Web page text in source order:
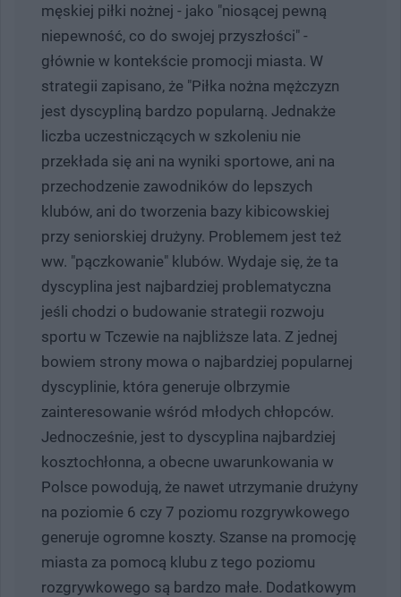
męskiej piłki nożnej - jako "niosącej pewną
niepewność, co do swojej przyszłości" -
głównie w kontekście promocji miasta. W
strategii zapisano, że "Piłka nożna mężczyzn
jest dyscypliną bardzo popularną. Jednakże
liczba uczestniczących w szkoleniu nie
przekłada się ani na wyniki sportowe, ani na
przechodzenie zawodników do lepszych
klubów, ani do tworzenia bazy kibicowskiej
przy seniorskiej drużyny. Problemem jest też
ww. "pączkowanie" klubów. Wydaje się, że ta
dyscyplina jest najbardziej problematyczna
jeśli chodzi o budowanie strategii rozwoju
sportu w Tczewie na najbliższe lata. Z jednej
bowiem strony mowa o najbardziej popularnej
dyscyplinie, która generuje olbrzymie
zainteresowanie wśród młodych chłopców.
Jednocześnie, jest to dyscyplina najbardziej
kosztochłonna, a obecne uwarunkowania w
Polsce powodują, że nawet utrzymanie drużyny
na poziomie 6 czy 7 poziomu rozgrywkowego
generuje ogromne koszty. Szanse na promocję
miasta za pomocą klubu z tego poziomu
rozgrywkowego są bardzo małe. Dodatkowym